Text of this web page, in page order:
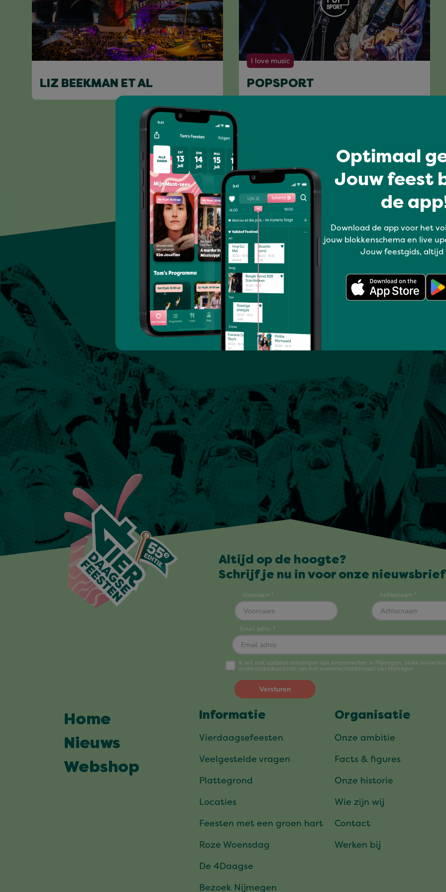
LIZ BEEKMAN ET AL
I love music
POPSPORT
Optimaal
Jouw feest
de
Download de app voor het
jouw blokkenschema en live
Jouw feestgids, altijd
Altijd op de hoogte?
Schrijf je nu in voor onze
Home
Nieuws
Webshop
Informatie
Vierdaagsefeesten
Veelgestelde vragen
Plattegrond
Locaties
Feesten met een groen hart
Roze Woensdag
De 4Daagse
Bezoek Nijmegen
Organisatie
Onze ambitie
Facts & figures
Onze historie
Wie zijn wij
Contact
Werken bij